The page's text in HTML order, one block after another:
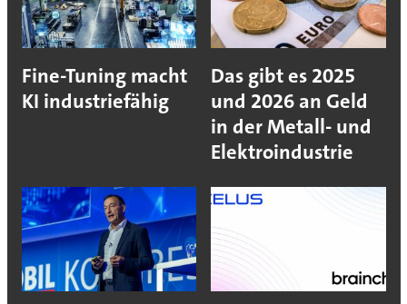
Fine-Tuning macht
KI industriefähig
Das gibt es 2025
und 2026 an Geld
in der Metall- und
Elektroindustrie